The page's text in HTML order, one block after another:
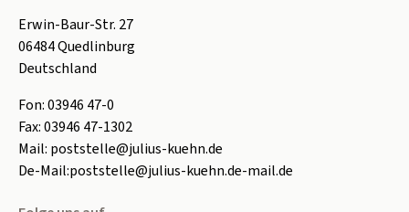
Erwin-Baur-Str. 27
06484Quedlinburg
Deutschland
Fon:03946 47-0
Fax:03946 47-1302
Mail: poststelle@julius-kuehn.de
De-Mail:poststelle@julius-kuehn.de-mail.de